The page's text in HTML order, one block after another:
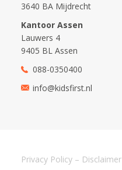
3640 BA Mijdrecht
Kantoor Assen
Lauwers 4
9405 BL Assen
088-0350400
info@kidsfirst.nl
Privacy Policy – Disclaimer